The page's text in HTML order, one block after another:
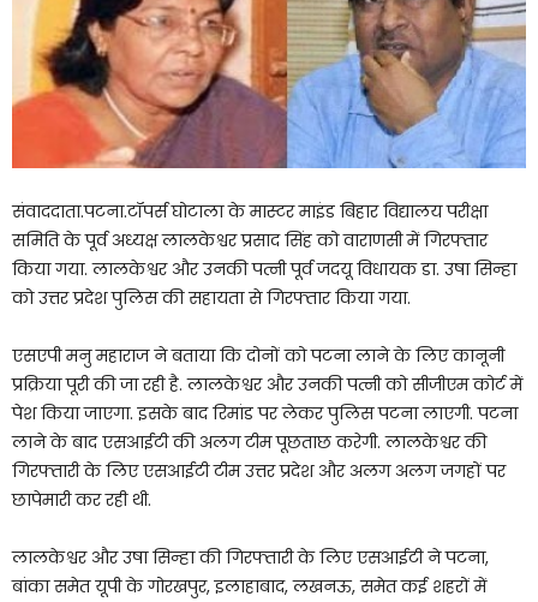
संवाददाता.पटना.टॉपर्स घोटाला के मास्टर माइंड बिहार विद्यालय परीक्षा
समिति के पूर्व अध्यक्ष लालकेश्वर प्रसाद सिंह को वाराणसी में गिरफ्तार
किया गया. लालकेश्वर और उनकी पत्नी पूर्व जदयू विधायक डा. उषा सिन्हा
को उत्तर प्रदेश पुलिस की सहायता से गिरफ्तार किया गया.
एसएपी मनु महाराज ने बताया कि दोनों को पटना लाने के लिए कानूनी
प्रक्रिया पूरी की जा रही है. लालकेश्वर और उनकी पत्नी को सीजीएम कोर्ट में
पेश किया जाएगा. इसके बाद रिमांड पर लेकर पुलिस पटना लाएगी. पटना
लाने के बाद एसआईटी की अलग टीम पूछताछ करेगी. लालकेश्वर की
गिरफ्तारी के लिए एसआईटी टीम उत्तर प्रदेश और अलग अलग जगहों पर
छापेमारी कर रही थी.
लालकेश्वर और उषा सिन्हा की गिरफ्तारी के लिए एसआईटी ने पटना,
बांका समेत यूपी के गोरखपुर, इलाहाबाद, लखनऊ, समेत कई शहरों में